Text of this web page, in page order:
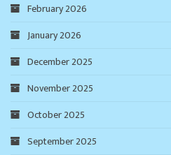
February 2026
January 2026
December 2025
November 2025
October 2025
September 2025